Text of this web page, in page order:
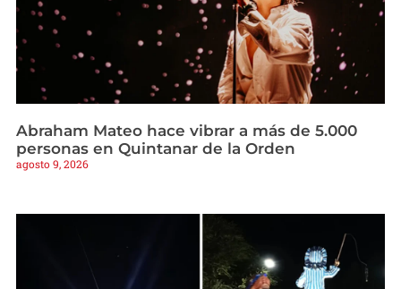
Abraham Mateo hace vibrar a más de 5.000
personas en Quintanar de la Orden
agosto 9, 2026